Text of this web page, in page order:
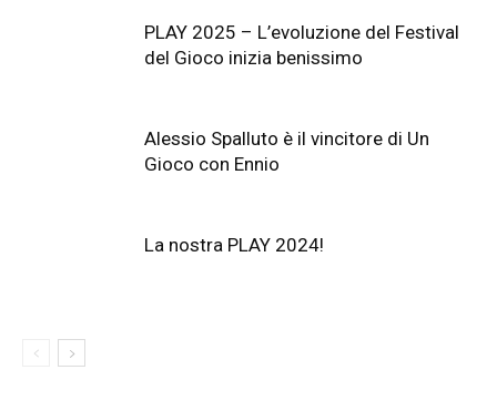
PLAY 2025 – L’evoluzione del Festival
del Gioco inizia benissimo
Alessio Spalluto è il vincitore di Un
Gioco con Ennio
La nostra PLAY 2024!